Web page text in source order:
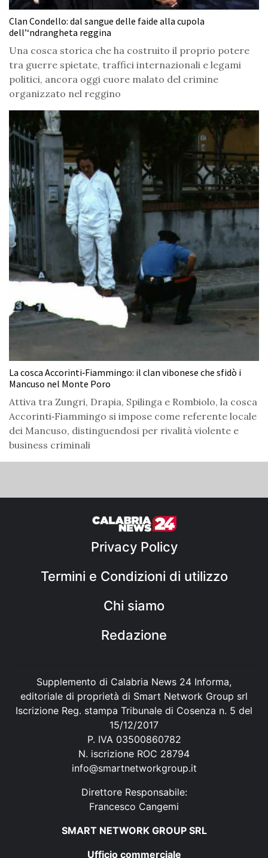
Clan Condello: dal sangue delle faide alla cupola
dell’‘ndrangheta reggina
Una cosca storica che ha costruito il proprio potere
tra guerre spietate, traffici internazionali e legami
politici, ancora oggi cuore malato del crimine
organizzato nel reggino
La cosca Accorinti‑Fiammingo: il clan vibonese che sfidò i
Mancuso nel Monte Poro
Attiva tra Zungri, Drapia, Spilinga e Rombiolo, la cosca
Accorinti‑Fiammingo si impose come referente locale
dei Mancuso, distinguendosi per rivalità violente e
business criminali
Privacy Policy
Termini e Condizioni di utilizzo
Chi siamo
Redazione
Supplemento di Calabria News 24 Informa,
editoriale di proprietà di Smart Network Group srl
Iscrizione Reg. stampa Tribunale di Cosenza n. 5 del
15/12/2017
P. IVA 03500860782
N. iscrizione ROC 28794
info@smartnetworkgroup.it
Direttore Responsabile:
Francesco Cangemi
SMART NETWORK GROUP SRL
Ufficio commerciale